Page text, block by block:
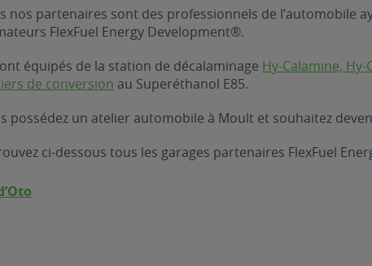
nos partenaires sont des professionnels de l’automobile
FlexFuel Energy Development®.
équipés de la station de décalaminage Hy-Calamine,
de conversion au Superéthanol E85.
possédez un atelier automobile à Moult et souhaitez
ci-dessous tous les garages partenaires FlexFuel